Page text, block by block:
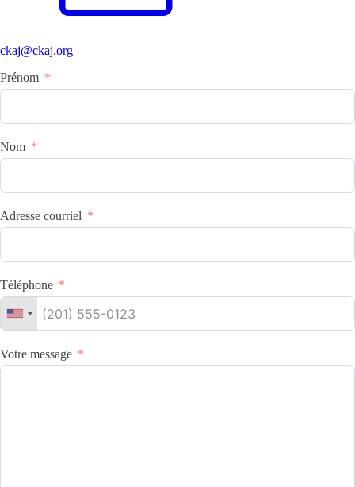
ckaj@ckaj.org
Prénom
Nom
Adresse courriel
Téléphone
Votre message